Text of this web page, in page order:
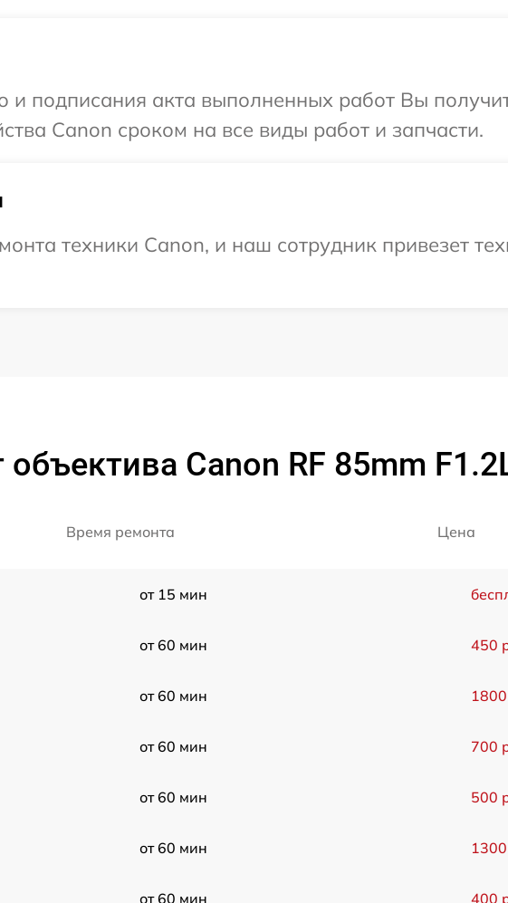
и подписания акта выполненных работ Вы
Canon сроком на все виды работ и запчасти.
техники Canon, и наш сотрудник привезет
Canon RF 85mm
Время ремонта Цена
от 15 мин
от 60 мин 450
от 60 мин
от 60 мин 700
от 60 мин 500
от 60 мин
от 60 мин 400